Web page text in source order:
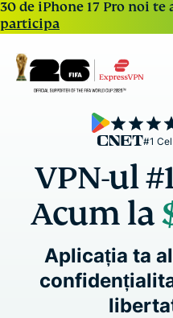
30 de iPhone 17 Pro noi te
participa
#1
VPN-ul
Acum la
Aplicația ta